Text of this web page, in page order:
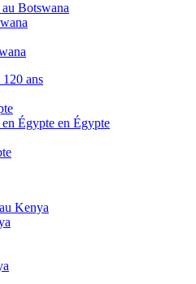
Botswana
ans
Égypte en Égypte
Kenya